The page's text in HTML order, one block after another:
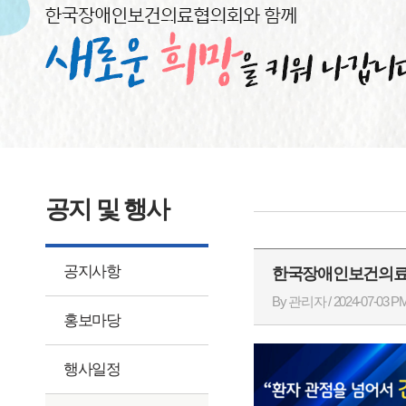
공지 및 행사
공지사항
홍보마당
행사일정
한국장애인보건의
By 관리자 / 2024-07-03